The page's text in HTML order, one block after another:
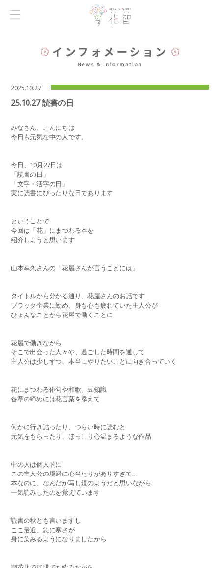
2025.10.27
25.10.27 読書の日
みなさん、こんにちは
今日も元気な中の人です。
今日、10月27日は
「読書の日」
「文字・活字の日」
実に読書にぴったりな日であります
ということで
今回は「花」にまつわる本を
紹介しようと思います
山本幸久さんの「花屋さんが言うことには」
タイトルから分かる通り、花屋さんのお話です
ブラック企業に勤め、身も心も疲れていた主人公が
ひょんなことから花屋で働くことに
花屋で働きながら
そこで出会った人々や、過ごした時間を通して
主人公は少しずつ、本当にやりたいことに向き合っていく
花にまつわる俳句や和歌、豆知識
各章の締めには花言葉を添えて
何かに行き詰ったり、つらい時に読むと
元気をもらったり、ほっこり心温まるような作品
中の人は個人的に
この主人公の境遇に心当たりがありすぎて…
本なのに、なんだか写し鏡のようだと思いながら
一気読みしたのを覚えています
読書の秋とも言いますし
ここ最近、急に寒さが
身に染みるようになりましたから